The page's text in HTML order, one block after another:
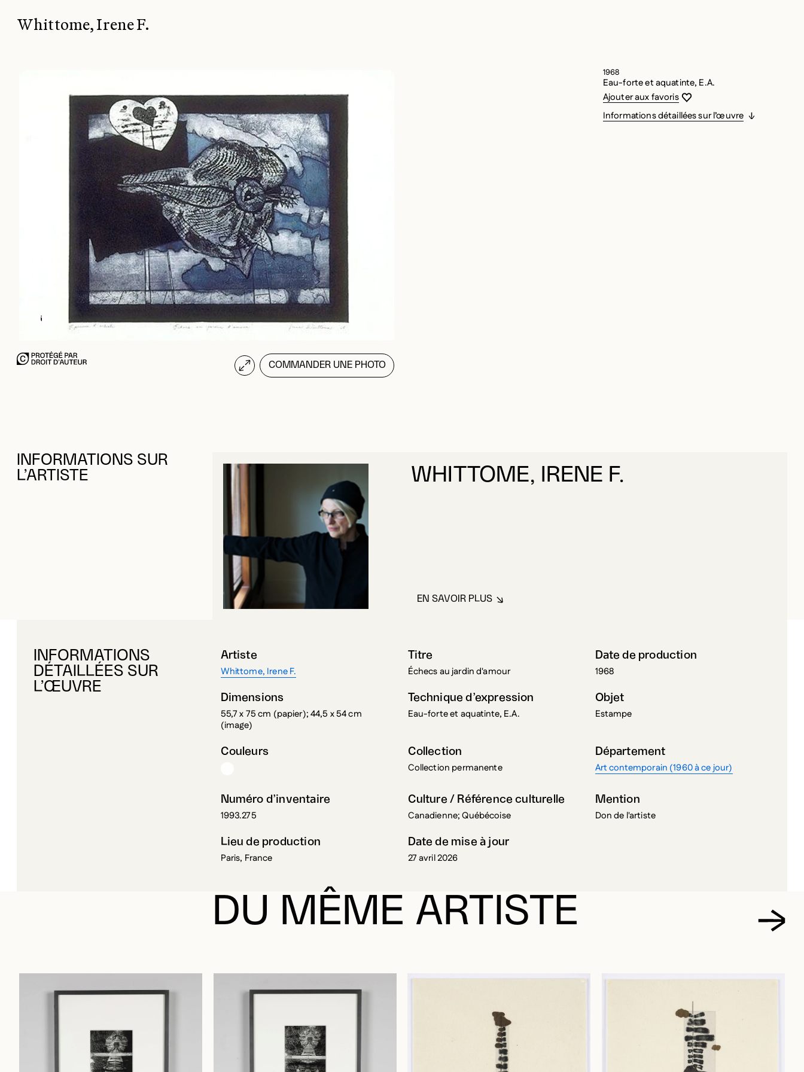
Whittome, Irene F.
EN SAVOIR PLUS SUR CETTE IMAGE
OUVRIR LA MODALE
COMMANDER UNE PHOTO
1968
Eau-forte et aquatinte, E.A.
Vous devez être connecté pour
Fermer la modale
Ouvrir la modale
Ajouter aux favoris
Informations détaillées sur l’œuvre
INFORMATIONS SUR
L’ARTISTE
WHITTOME, IRENE F.
EN SAVOIR PLUSÀ PROPOS DE WHITTOME, IRENE F.
INFORMATIONS
DÉTAILLÉES SUR
L’ŒUVRE
Artiste
Whittome, Irene F.
Titre
Échecs au jardin d'amour
Date de production
1968
Dimensions
55,7 x 75 cm (papier); 44,5 x 54 cm
(image)
Technique d’expression
Eau-forte et aquatinte, E.A.
Objet
Estampe
Couleurs Collection
Collection permanente
Département
Art contemporain (1960 à ce jour)
Numéro d’inventaire
1993.275
Culture / Référence culturelle
Canadienne; Québécoise
Mention
Don de l'artiste
Lieu de production
Paris, France
Date de mise à jour
27 avril 2026
DU MÊME ARTISTE